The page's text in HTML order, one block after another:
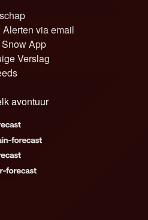
via email
App
Verslag
avontuur